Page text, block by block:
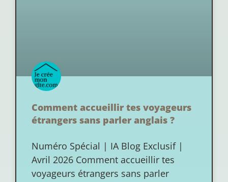
Comment accueillir tes voyageurs
étrangers sans parler anglais ?
Numéro Spécial | IA Blog Exclusif |
Avril 2026 Comment accueillir tes
voyageurs étrangers sans parler